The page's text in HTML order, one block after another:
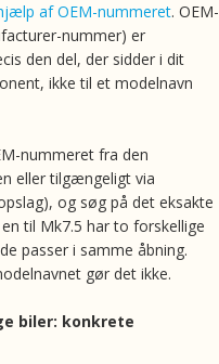
af OEM-nummeret. OEM-
nummer) er
den del, der sidder i dit
ikke til et modelnavn
nummeret fra den
eller tilgængeligt via
og søg på det eksakte
til Mk7.5 har to forskellige
passer i samme åbning.
gør det ikke.
biler: konkrete